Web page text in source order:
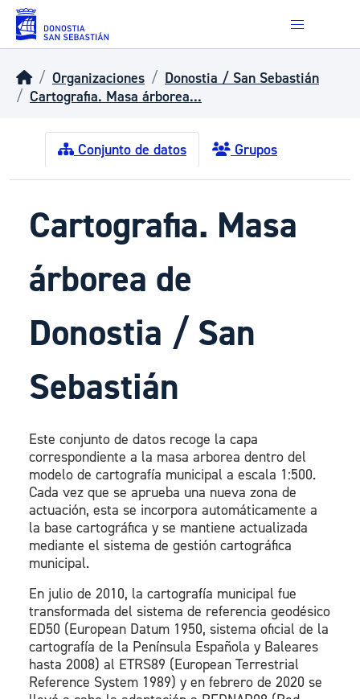
Skip to main content
Organizaciones
Donostia / San Sebastián
Cartografia. Masa árborea...
Conjunto de datos Grupos
Cartografia. Masa
árborea de
Donostia / San
Sebastián
Este conjunto de datos recoge la capa
correspondiente a la masa arborea dentro del
modelo de cartografía municipal a escala 1:500.
Cada vez que se aprueba una nueva zona de
actuación, esta se incorpora automáticamente a
la base cartográfica y se mantiene actualizada
mediante el sistema de gestión cartográfica
municipal.
En julio de 2010, la cartografía municipal fue
transformada del sistema de referencia geodésico
ED50 (European Datum 1950, sistema oficial de la
cartografía de la Península Española y Baleares
hasta 2008) al ETRS89 (European Terrestrial
Reference System 1989) y en febrero de 2020 se